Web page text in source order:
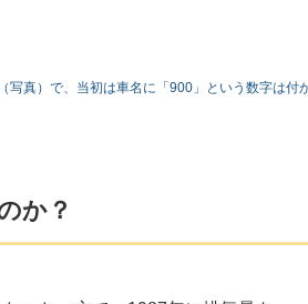
真）で、当初は車名に「900」という数字は付
か？